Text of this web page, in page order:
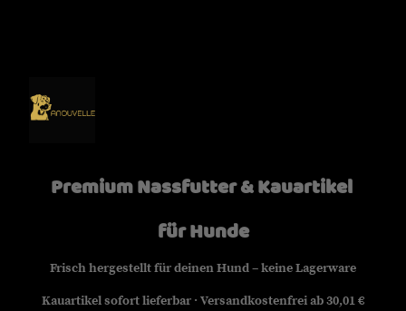
Premium Nassfutter & Kauartikel
für Hunde
Frisch hergestellt für deinen Hund – keine Lagerware
Kauartikel sofort lieferbar · Versandkostenfrei ab 30,01 €